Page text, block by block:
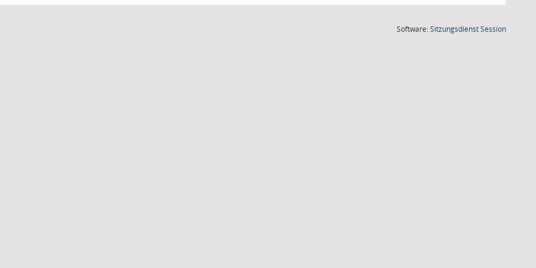
Software:SitzungsdienstSession(Wird in